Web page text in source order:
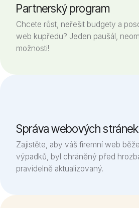
Partnerský program
Chcete růst, neřešit budgety a
web kupředu? Jeden paušál,
možnosti!
Správa webových stránek
Zajistěte, aby váš firemní web
výpadků, byl chráněný před
pravidelně aktualizovaný.